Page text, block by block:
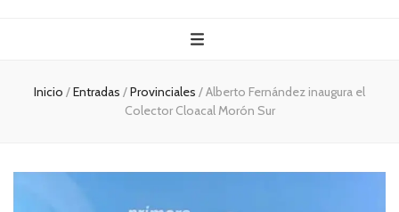
(rosca)
política
Inicio /Entradas /Provinciales /Alberto Fernández inaugura el
Colector Cloacal Morón Sur